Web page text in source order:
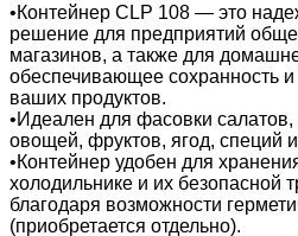
•Контейнер CLP 108 — это
решение для предприятий
магазинов, а также для
обеспечивающее сохранность
ваших продуктов.
•Идеален для фасовки
овощей, фруктов, ягод, специй
•Контейнер удобен для
холодильнике и их безопасной
благодаря возможности
(приобретается отдельно).